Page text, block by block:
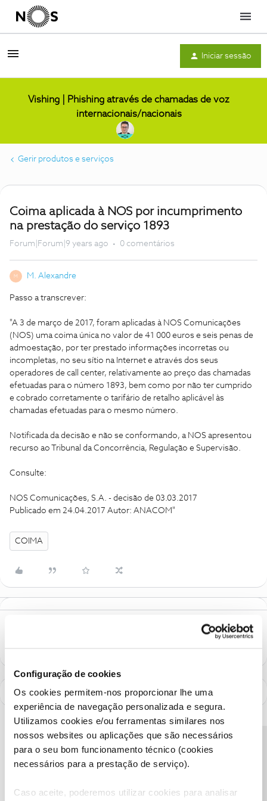
Configuração de cookies
Os cookies permitem-nos proporcionar lhe uma
experiência de navegação personalizada e segura.
Utilizamos cookies e/ou ferramentas similares nos
nossos websites ou aplicações que são necessários
para o seu bom funcionamento técnico (cookies
necessários para a prestação de serviço).
Caso aceite, poderemos utilizar cookies para analisar
Menu
Iniciar sessão
Vishing | Phishing através de chamadas de voz
internacionais/nacionais
Gerir produtos e serviços
Coima aplicada à NOS por incumprimento
na prestação do serviço 1893
Forum|Forum|9 years ago 0 comentários
M M. Alexandre
Passo a transcrever:
"A 3 de março de 2017, foram aplicadas à NOS Comunicações
(NOS) uma coima única no valor de 41 000 euros e seis penas de
admoestação, por ter prestado informações incorretas ou
incompletas, no seu sítio na Internet e através dos seus
operadores de call center, relativamente ao preço das chamadas
efetuadas para o número 1893, bem como por não ter cumprido
e cobrado corretamente o tarifário de retalho aplicável às
chamadas efetuadas para o mesmo número.
Notificada da decisão e não se conformando, a NOS apresentou
recurso ao Tribunal da Concorrência, Regulação e Supervisão.
Consulte:
NOS Comunicações, S.A. - decisão de 03.03.2017
Publicado em 24.04.2017 Autor: ANACOM"
COIMA